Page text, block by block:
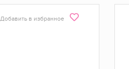
Добавить в избранное